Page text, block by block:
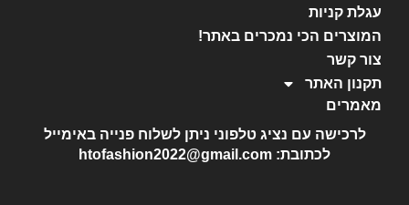
עגלת קניות
המוצרים הכי נמכרים באתר!
צור קשר
תקנון האתר
מאמרים
לרכישה עם נציג טלפוני ניתן לשלוח פנייה באימייל
לכתובת: htofashion2022@gmail.com